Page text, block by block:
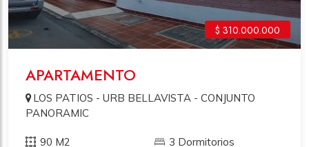
$ 310.000.000
APARTAMENTO
LOS PATIOS - URB BELLAVISTA - CONJUNTO
PANORAMIC
90 M2
3 Dormitorios